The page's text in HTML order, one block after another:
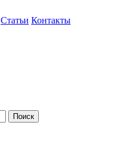
Статьи Контакты
Поиск